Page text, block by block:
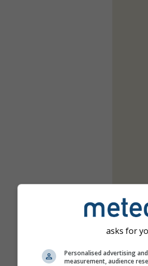
asks for
Personalised advertising
measurement, audience